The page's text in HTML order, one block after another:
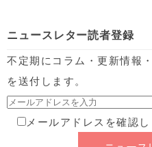
ニュースレター読者登録
不定期にコラム・更新情報
を送付します。
メールアドレスを確認